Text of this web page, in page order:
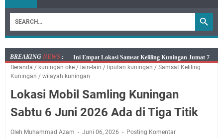
BREAKING NEWS :
Jumat 7 Agustus 2026 Mobil SIM Keliling Ada di
Kecamatan Sindangagung
Dicabut Dari Hidupmu, Kamu Akan Tetap Berjalan
Kelaparan Meskipun Memiliki Sekarung Penuh Uang
Salat Lima Waktu itu Bukan Cuma Kewajiban, Tapi
juga Tempat Beristirahat yang Paling Menenangkan, Ini
Beranda / kuningan oke / lain-lain / liputan kuningan / Samsat Keliling
Kuningan / wilayah kuningan
Lokasi Mobil Samling Kuningan
Sabtu 6 Juni 2026 Ada di Tiga Titik
Oleh Muhammad Azam Juni 06, 2026 Posting Komentar